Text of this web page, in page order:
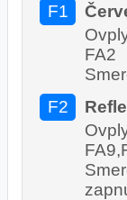
F1
FA2
F2